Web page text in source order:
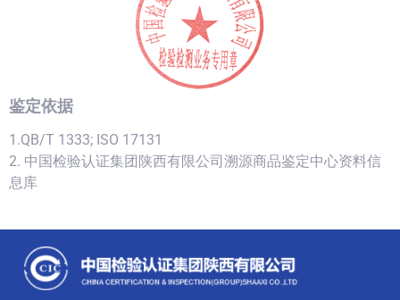
鉴定依据
1.QB/T 1333; ISO 17131
2. 中国检验认证集团陕西有限公司溯源商品鉴定中心资料信
息库